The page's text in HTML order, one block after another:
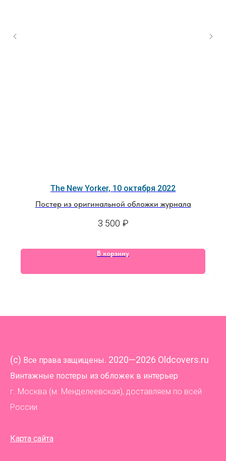
The New Yorker, 10 октября 2022
Постер из оригинальной обложки журнала
3 500 ₽
В корзину
(c) Все права защищены. 2020—2026 Oldcovers.ru
Винтажные постеры из обложек в интерьер
г. Москва (м. Менделеевская), доставляем по всей
России
Карта сайта